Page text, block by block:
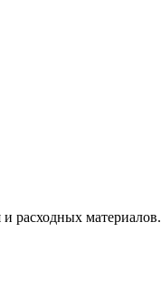
расходных материалов.